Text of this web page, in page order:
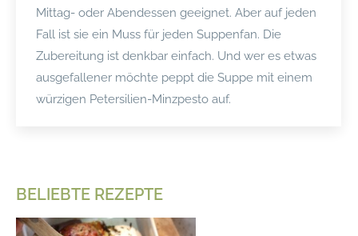
Mittag- oder Abendessen geeignet. Aber auf jeden
Fall ist sie ein Muss für jeden Suppenfan. Die
Zubereitung ist denkbar einfach. Und wer es etwas
ausgefallener möchte peppt die Suppe mit einem
würzigen Petersilien-Minzpesto auf.
BELIEBTE REZEPTE